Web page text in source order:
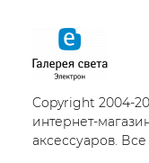
Copyright 2004-
интернет-
аксессуаров.